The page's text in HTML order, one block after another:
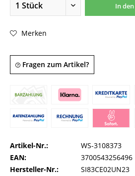
In den
Merken
Fragen zum Artikel?
Artikel-Nr.:
WS-3108373
EAN:
3700543256496
Hersteller-Nr.:
SI83CE02UN23